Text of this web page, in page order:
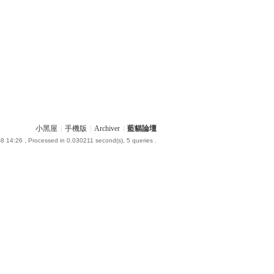
小黑屋 手機版 Archiver 藍貓論壇
14:26 , Processed in 0.030211 second(s), 5 queries .